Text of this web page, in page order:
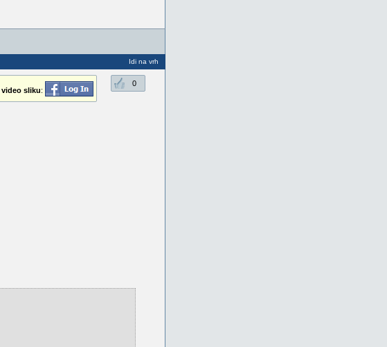
Idi na vrh
0
video sliku: